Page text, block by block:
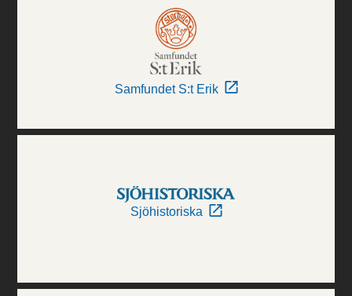
Samfundet S:t Erik
Sjöhistoriska